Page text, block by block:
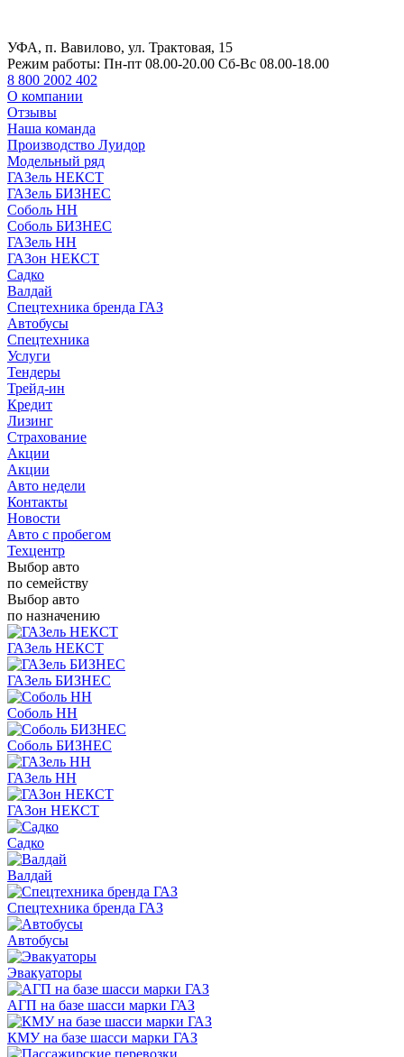
УФА, п. Вавилово, ул. Трактовая, 15
Режим работы: Пн-пт 08.00-20.00 Сб-Вс 08.00-18.00
8 800 2002 402
О компании
Отзывы
Наша команда
Производство Луидор
Модельный ряд
ГАЗель НЕКСТ
ГАЗель БИЗНЕС
Соболь НН
Соболь БИЗНЕС
ГАЗель НН
ГАЗон НЕКСТ
Садко
Валдай
Спецтехника бренда ГАЗ
Автобусы
Спецтехника
Услуги
Тендеры
Трейд-ин
Кредит
Лизинг
Страхование
Акции
Акции
Авто недели
Контакты
Новости
Авто с пробегом
Техцентр
Выбор авто
по семейству
Выбор авто
по назначению
ГАЗель НЕКСТ
ГАЗель БИЗНЕС
Соболь НН
Соболь БИЗНЕС
ГАЗель НН
ГАЗон НЕКСТ
Садко
Валдай
Спецтехника бренда ГАЗ
Автобусы
Эвакуаторы
АГП на базе шасси марки ГАЗ
КМУ на базе шасси марки ГАЗ